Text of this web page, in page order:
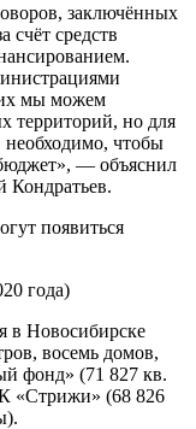
заключённых
счёт средств
мы можем
территорий, но для
необходимо, чтобы
бюджет», — объяснил
Кондратьев.
года)
в Новосибирске
восемь домов,
фонд» (71 827 кв.
«Стрижи» (68 826